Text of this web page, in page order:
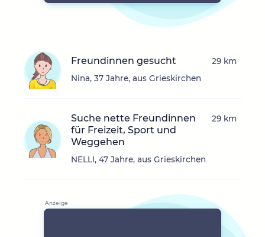
Freundinnen gesucht
Nina, 37 Jahre, aus Grieskirchen
29 km
Suche nette Freundinnen
für Freizeit, Sport und
Weggehen
NELLI, 47 Jahre, aus Grieskirchen
29 km